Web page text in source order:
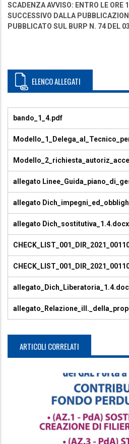
SCADENZA AVVISO: ENTRO LE ORE
SUCCESSIVO DALLA
PUBBLICATO SUL BURP N. 74 DEL
ELENCO ALLEGATI
bando_1_4.pdf
allegato
allegato
allegato Dich_sostitutiva_1.4.docx
ARTICOLI CORRELATI